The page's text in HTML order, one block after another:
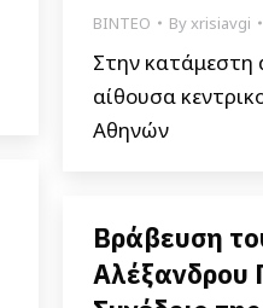
ΒΙΝΤΕΟ Byxrisiavgi
Στην κατάμεστη
αίθουσα
Αθηνών
Βράβευση
Αλέξανδρου